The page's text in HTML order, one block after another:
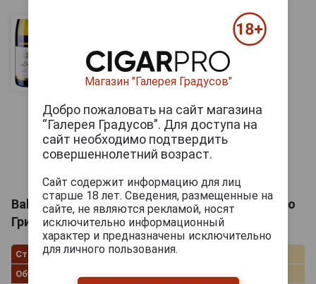
Babich Pinot Gris Marlborough Вино Бабич Пино
Гри Мальборо 0.75л
Страна производства
Новая Зеландия
Объём
Магазин "Галерея Градусов"
Добро пожаловать на сайт магазина
“Галерея Градусов”. Для доступа на
сайт необходимо подтвердить
совершеннолетний возраст.
Сайт содержит информацию для лиц
старше 18 лет. Сведения, размещенные на
сайте, не являются рекламой, носят
исключительно информационный
характер и предназначены исключительно
для личного пользования.